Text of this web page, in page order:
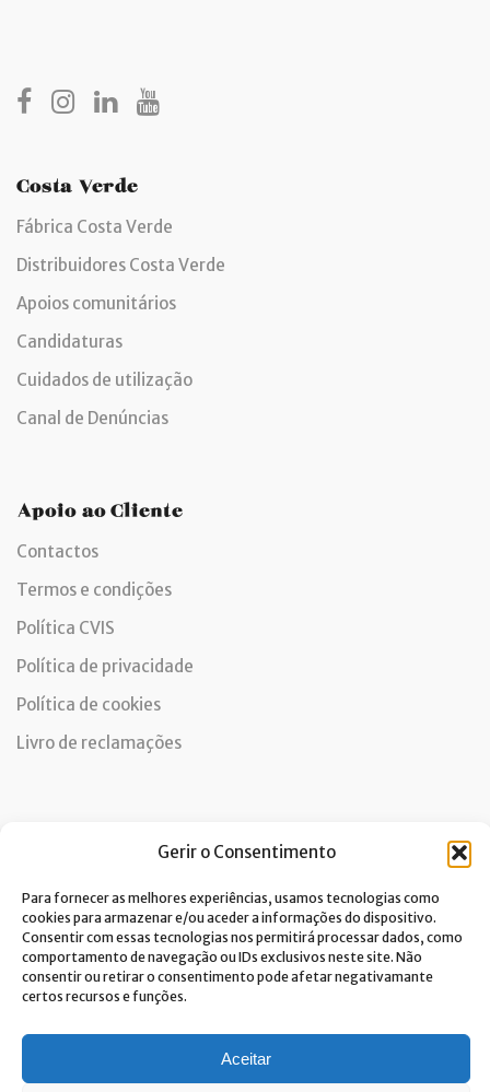
Gerir o Consentimento
Para fornecer as melhores experiências, usamos tecnologias como
cookies para armazenar e/ou aceder a informações do dispositivo.
Consentir com essas tecnologias nos permitirá processar dados, como
comportamento de navegação ou IDs exclusivos neste site. Não
consentir ou retirar o consentimento pode afetar negativamante
certos recursos e funções.
Aceitar
Costa Verde
Fábrica Costa Verde
Distribuidores Costa Verde
Apoios comunitários
Candidaturas
Cuidados de utilização
Canal de Denúncias
Apoio ao Cliente
Contactos
Termos e condições
Política CVIS
Política de privacidade
Política de cookies
Livro de reclamações
Dou consentimento ao tratamento de dados e aceito a
política de privacidade.*
A Costa Verde está comprometida com a implementação do RGPD. Para